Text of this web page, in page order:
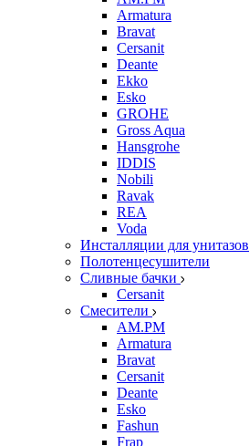
Armatura
Bravat
Cersanit
Deante
Ekko
Esko
GROHE
Gross Aqua
Hansgrohe
IDDIS
Nobili
Ravak
REA
Voda
Инсталляции для унитазов
Полотенцесушители
Сливные бачки
Cersanit
Смесители
AM.PM
Armatura
Bravat
Cersanit
Deante
Esko
Fashun
Frap